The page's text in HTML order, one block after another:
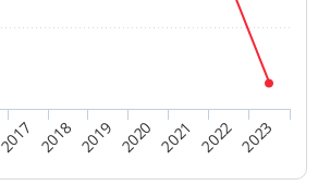
2017 2018 2019 2020 2021 2022 2023